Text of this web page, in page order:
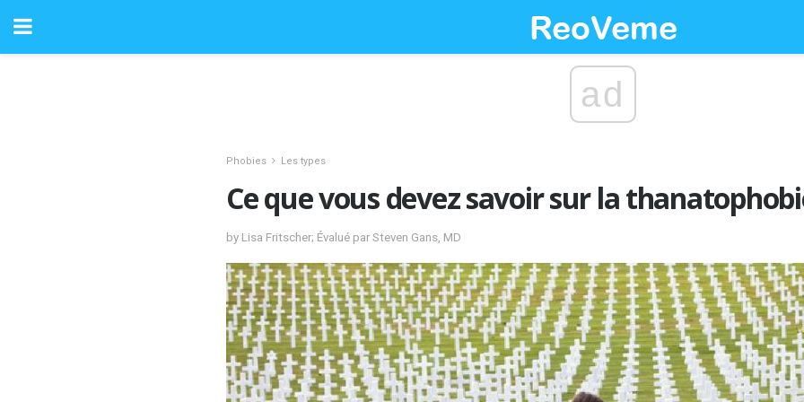
ad
Phobies Les types
Ce que vous devez savoir sur la
by Lisa Fritscher; Évalué par Steven Gans, MD